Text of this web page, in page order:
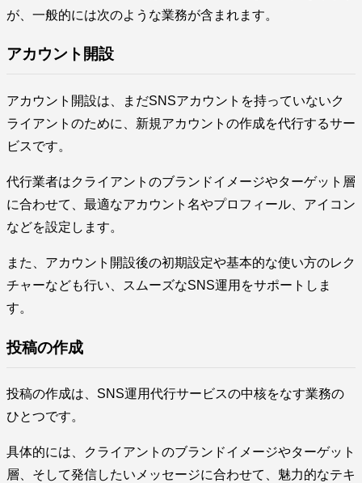
が、一般的には次のような業務が含まれます。
アカウント開設
アカウント開設は、まだSNSアカウントを持っていないク
ライアントのために、新規アカウントの作成を代行するサー
ビスです。
代行業者はクライアントのブランドイメージやターゲット層
に合わせて、最適なアカウント名やプロフィール、アイコン
などを設定します。
また、アカウント開設後の初期設定や基本的な使い方のレク
チャーなども行い、スムーズなSNS運用をサポートしま
す。
投稿の作成
投稿の作成は、SNS運用代行サービスの中核をなす業務の
ひとつです。
具体的には、クライアントのブランドイメージやターゲット
層、そして発信したいメッセージに合わせて、魅力的なテキ